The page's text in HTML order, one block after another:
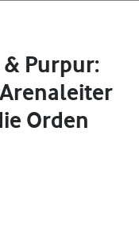
Purpur:
Orden